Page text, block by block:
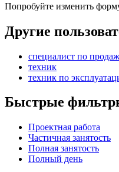
Попробуйте изменить
Другие
специалист по
техник
техник по
Быстрые
Проектная работа
Частичная занятость
Полная занятость
Полный день